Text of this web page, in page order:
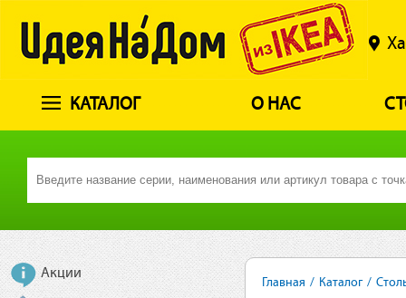
КАТАЛОГ О НАС
Акции
Главная / Каталог /